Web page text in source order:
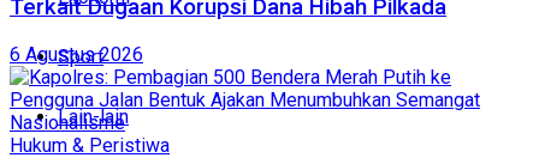
Sport
Lain-lain
Terkait Dugaan Korupsi Dana Hibah Pilkada
6 Agustus 2026
Hukum & Peristiwa